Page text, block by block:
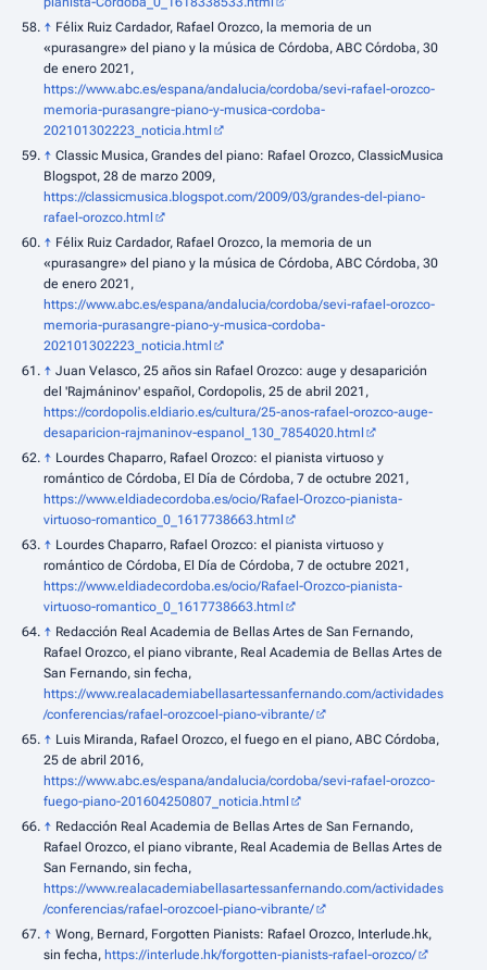
↑ Félix Ruiz Cardador, Rafael Orozco, la memoria de un
«purasangre» del piano y la música de Córdoba, ABC Córdoba, 30
de enero 2021,
https://www.abc.es/espana/andalucia/cordoba/sevi-rafael-orozco-
memoria-purasangre-piano-y-musica-cordoba-
202101302223_noticia.html
↑ Classic Musica, Grandes del piano: Rafael Orozco, ClassicMusica
Blogspot, 28 de marzo 2009,
https://classicmusica.blogspot.com/2009/03/grandes-del-piano-
rafael-orozco.html
↑ Félix Ruiz Cardador, Rafael Orozco, la memoria de un
«purasangre» del piano y la música de Córdoba, ABC Córdoba, 30
de enero 2021,
https://www.abc.es/espana/andalucia/cordoba/sevi-rafael-orozco-
memoria-purasangre-piano-y-musica-cordoba-
202101302223_noticia.html
↑ Juan Velasco, 25 años sin Rafael Orozco: auge y desaparición
del 'Rajmáninov' español, Cordopolis, 25 de abril 2021,
https://cordopolis.eldiario.es/cultura/25-anos-rafael-orozco-auge-
desaparicion-rajmaninov-espanol_130_7854020.html
↑ Lourdes Chaparro, Rafael Orozco: el pianista virtuoso y
romántico de Córdoba, El Día de Córdoba, 7 de octubre 2021,
https://www.eldiadecordoba.es/ocio/Rafael-Orozco-pianista-
virtuoso-romantico_0_1617738663.html
↑ Lourdes Chaparro, Rafael Orozco: el pianista virtuoso y
romántico de Córdoba, El Día de Córdoba, 7 de octubre 2021,
https://www.eldiadecordoba.es/ocio/Rafael-Orozco-pianista-
virtuoso-romantico_0_1617738663.html
↑ Redacción Real Academia de Bellas Artes de San Fernando,
Rafael Orozco, el piano vibrante, Real Academia de Bellas Artes de
San Fernando, sin fecha,
https://www.realacademiabellasartessanfernando.com/actividades
/conferencias/rafael-orozcoel-piano-vibrante/
↑ Luis Miranda, Rafael Orozco, el fuego en el piano, ABC Córdoba,
25 de abril 2016,
https://www.abc.es/espana/andalucia/cordoba/sevi-rafael-orozco-
fuego-piano-201604250807_noticia.html
↑ Redacción Real Academia de Bellas Artes de San Fernando,
Rafael Orozco, el piano vibrante, Real Academia de Bellas Artes de
San Fernando, sin fecha,
https://www.realacademiabellasartessanfernando.com/actividades
/conferencias/rafael-orozcoel-piano-vibrante/
↑ Wong, Bernard, Forgotten Pianists: Rafael Orozco, Interlude.hk,
sin fecha, https://interlude.hk/forgotten-pianists-rafael-orozco/